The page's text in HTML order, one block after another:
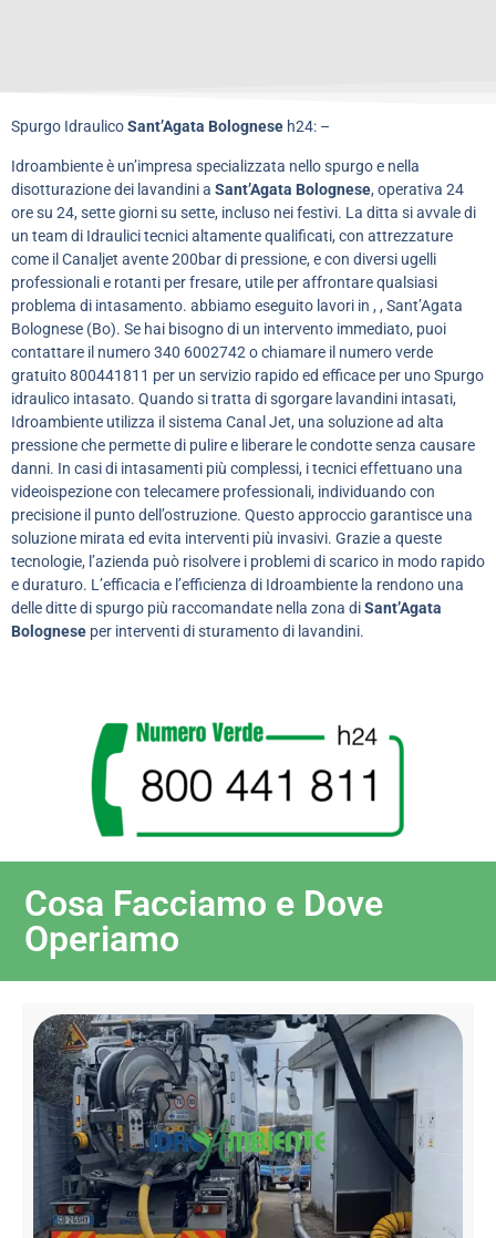
Spurgo IdraulicoSant’Agata Bolognese h24: –
Idroambiente è un’impresa specializzata nello spurgo e nella
disotturazione dei lavandini a Sant’Agata Bolognese, operativa 24
ore su 24, sette giorni su sette, incluso nei festivi. La ditta si avvale di
un team di Idraulici tecnici altamente qualificati, con attrezzature
come il Canaljet avente 200bar di pressione, e con diversi ugelli
professionali e rotanti per fresare, utile per affrontare qualsiasi
problema di intasamento. abbiamo eseguito lavori in , , Sant’Agata
Bolognese (Bo). Se hai bisogno di un intervento immediato, puoi
contattare il numero 340 6002742 o chiamare il numero verde
gratuito 800441811 per un servizio rapido ed efficace per uno Spurgo
idraulico intasato. Quando si tratta di sgorgare lavandini intasati,
Idroambiente utilizza il sistema Canal Jet, una soluzione ad alta
pressione che permette di pulire e liberare le condotte senza causare
danni. In casi di intasamenti più complessi, i tecnici effettuano una
videoispezione con telecamere professionali, individuando con
precisione il punto dell’ostruzione. Questo approccio garantisce una
soluzione mirata ed evita interventi più invasivi. Grazie a queste
tecnologie, l’azienda può risolvere i problemi di scarico in modo rapido
e duraturo. L’efficacia e l’efficienza di Idroambiente la rendono una
delle ditte di spurgo più raccomandate nella zona diSant’Agata
Bolognese per interventi di sturamento di lavandini.
Cosa Facciamo e Dove
Operiamo